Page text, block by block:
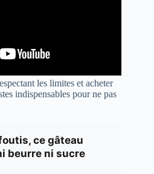
les limites et acheter
indispensables pour ne pas
ce gâteau
beurre ni sucre